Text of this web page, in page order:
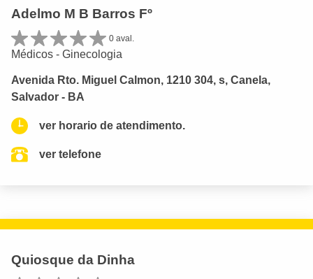
Adelmo M B Barros Fº
0 aval.
Médicos - Ginecologia
Avenida Rto. Miguel Calmon, 1210 304, s, Canela,
Salvador - BA
ver horario de atendimento.
ver telefone
Quiosque da Dinha